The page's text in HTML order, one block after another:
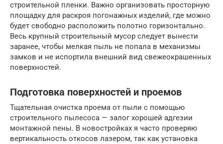
строительной пленки. Важно организовать просторную
площадку для раскроя погонажных изделий, где можно
будет свободно расположить полотно горизонтально.
Весь крупный строительный мусор следует вынести
заранее, чтобы мелкая пыль не попала в механизмы
замков и не испортила внешний вид свежеокрашенных
поверхностей.
Подготовка поверхностей и проемов
Тщательная очистка проема от пыли с помощью
строительного пылесоса — залог хорошей адгезии
монтажной пены. В новостройках я часто проверяю
вертикальность откосов лазером, так как установка